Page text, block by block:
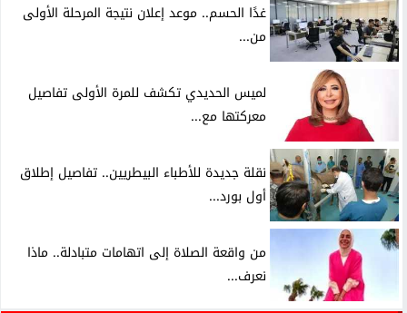
غدًا الحسم.. موعد إعلان نتيجة المرحلة الأولى
من...
لميس الحديدي تكشف للمرة الأولى تفاصيل
معركتها مع...
نقلة جديدة للأطباء البيطريين.. تفاصيل إطلاق
أول بورد...
من واقعة الصلاة إلى اتهامات متبادلة.. ماذا
نعرف...